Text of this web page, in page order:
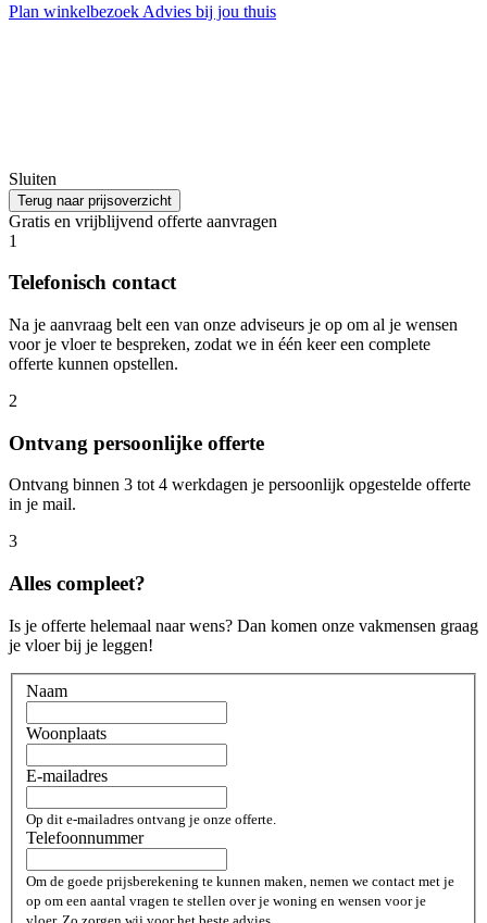
Plan winkelbezoek Advies bij jou thuis
Sluiten
Terug naar prijsoverzicht
Gratis en vrijblijvend offerte aanvragen
1
Telefonisch contact
Na je aanvraag belt een van onze adviseurs je op om al je wensen
voor je vloer te bespreken, zodat we in één keer een complete
offerte kunnen opstellen.
2
Ontvang persoonlijke offerte
Ontvang binnen 3 tot 4 werkdagen je persoonlijk opgestelde offerte
in je mail.
3
Alles compleet?
Is je offerte helemaal naar wens? Dan komen onze vakmensen graag
je vloer bij je leggen!
Naam
Woonplaats
E-mailadres
Op dit e-mailadres ontvang je onze offerte.
Telefoonnummer
Om de goede prijsberekening te kunnen maken, nemen we contact met je
op om een aantal vragen te stellen over je woning en wensen voor je
vloer. Zo zorgen wij voor het beste advies.